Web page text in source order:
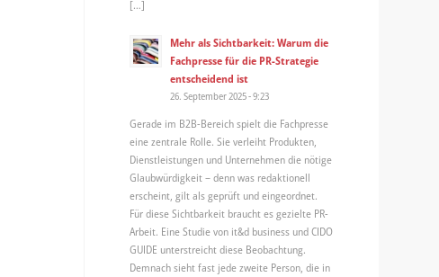
[…]
Mehr als Sichtbarkeit: Warum die
Fachpresse für die PR-Strategie
entscheidend ist
26. September 2025 - 9:23
Gerade im B2B-Bereich spielt die Fachpresse
eine zentrale Rolle. Sie verleiht Produkten,
Dienstleistungen und Unternehmen die nötige
Glaubwürdigkeit – denn was redaktionell
erscheint, gilt als geprüft und eingeordnet.
Für diese Sichtbarkeit braucht es gezielte PR-
Arbeit. Eine Studie von it&d business und CIDO
GUIDE unterstreicht diese Beobachtung.
Demnach sieht fast jede zweite Person, die in